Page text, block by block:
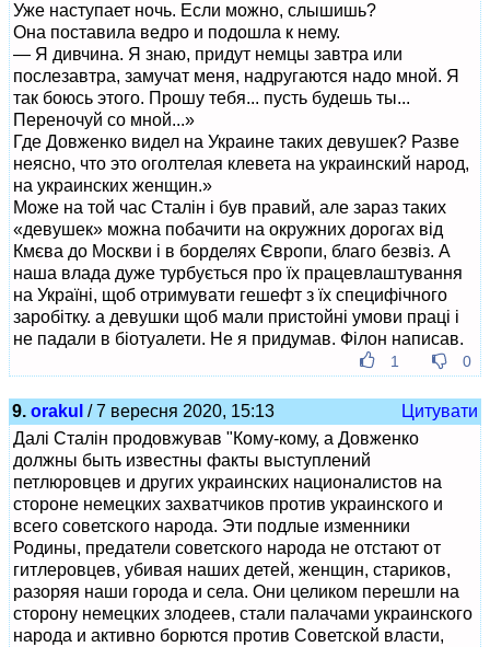
Уже наступает ночь. Если можно, слышишь?
Она поставила ведро и подошла к нему.
— Я дивчина. Я знаю, придут немцы завтра или
послезавтра, замучат меня, надругаются надо мной. Я
так боюсь этого. Прошу тебя... пусть будешь ты...
Переночуй со мной...»
Где Довженко видел на Украине таких девушек? Разве
неясно, что это оголтелая клевета на украинский народ,
на украинских женщин.»
Може на той час Сталін і був правий, але зараз таких
«девушек» можна побачити на окружних дорогах від
Кмєва до Москви і в борделях Європи, благо безвіз. А
наша влада дуже турбується про їх працевлаштування
на Україні, щоб отримувати гешефт з їх специфічного
заробітку. а девушки щоб мали пристойні умови праці і
не падали в біотуалети. Не я придумав. Філон написав.
1 0
9. orakul / 7 вересня 2020, 15:13
Цитувати
Далі Сталін продовжував "Кому-кому, а Довженко
должны быть известны факты выступлений
петлюровцев и других украинских националистов на
стороне немецких захватчиков против украинского и
всего советского народа. Эти подлые изменники
Родины, предатели советского народа не отстают от
гитлеровцев, убивая наших детей, женщин, стариков,
разоряя наши города и села. Они целиком перешли на
сторону немецких злодеев, стали палачами украинского
народа и активно борются против Советской власти,